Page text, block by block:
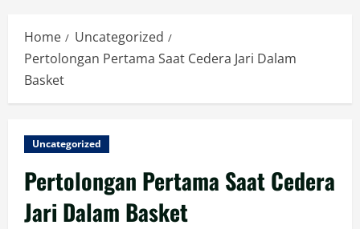
Home
Uncategorized
Pertolongan Pertama Saat Cedera Jari Dalam
Basket
Uncategorized
Pertolongan Pertama Saat Cedera
Jari Dalam Basket